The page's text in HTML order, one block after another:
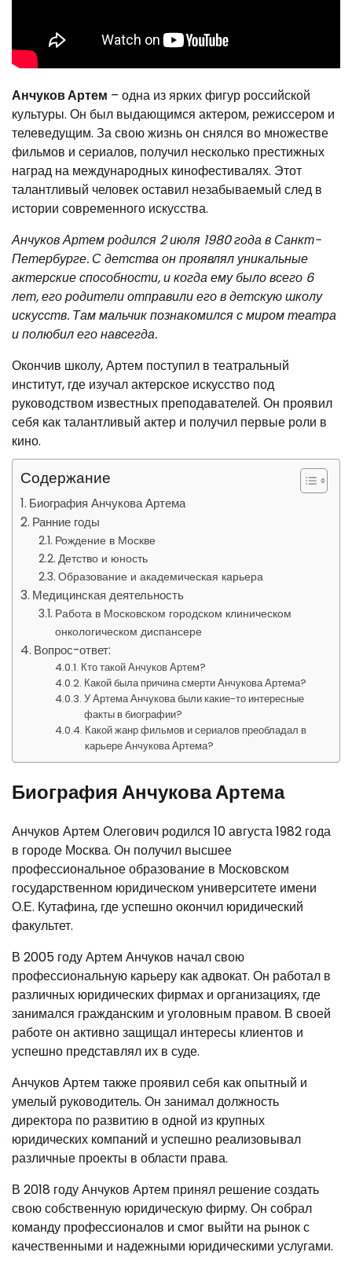
Анчуков Артем – одна из ярких фигур российской
культуры. Он был выдающимся актером, режиссером и
телеведущим. За свою жизнь он снялся во множестве
фильмов и сериалов, получил несколько престижных
наград на международных кинофестивалях. Этот
талантливый человек оставил незабываемый след в
истории современного искусства.
Анчуков Артем родился 2 июля 1980 года в Санкт-
Петербурге. С детства он проявлял уникальные
актерские способности, и когда ему было всего 6
лет, его родители отправили его в детскую школу
искусств. Там мальчик познакомился с миром театра
и полюбил его навсегда.
Окончив школу, Артем поступил в театральный
институт, где изучал актерское искусство под
руководством известных преподавателей. Он проявил
себя как талантливый актер и получил первые роли в
кино.
Содержание
Биография Анчукова Артема
Ранние годы
Рождение в Москве
Детство и юность
Образование и академическая карьера
Медицинская деятельность
Работа в Московском городском клиническом
онкологическом диспансере
Вопрос-ответ:
Кто такой Анчуков Артем?
Какой была причина смерти Анчукова Артема?
У Артема Анчукова были какие-то интересные
факты в биографии?
Какой жанр фильмов и сериалов преобладал в
карьере Анчукова Артема?
Биография Анчукова Артема
Анчуков Артем Олегович родился 10 августа 1982 года
в городе Москва. Он получил высшее
профессиональное образование в Московском
государственном юридическом университете имени
О.Е. Кутафина, где успешно окончил юридический
факультет.
В 2005 году Артем Анчуков начал свою
профессиональную карьеру как адвокат. Он работал в
различных юридических фирмах и организациях, где
занимался гражданским и уголовным правом. В своей
работе он активно защищал интересы клиентов и
успешно представлял их в суде.
Анчуков Артем также проявил себя как опытный и
умелый руководитель. Он занимал должность
директора по развитию в одной из крупных
юридических компаний и успешно реализовывал
различные проекты в области права.
В 2018 году Анчуков Артем принял решение создать
свою собственную юридическую фирму. Он собрал
команду профессионалов и смог выйти на рынок с
качественными и надежными юридическими услугами.